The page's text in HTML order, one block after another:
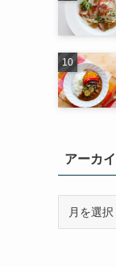
アーカ